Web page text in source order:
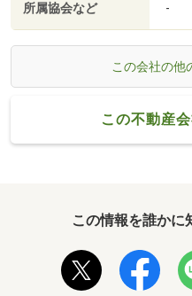
所属協会など -
この会社の他
この不動産
この情報を誰かに